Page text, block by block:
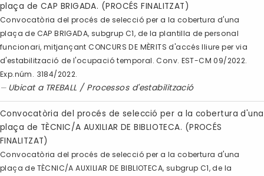
plaça de CAP BRIGADA. (PROCÉS FINALITZAT)
Convocatòria del procés de selecció per a la cobertura d'una
plaça de CAP BRIGADA, subgrup C1, de la plantilla de personal
funcionari, mitjançant CONCURS DE MÈRITS d'accés lliure per via
d'estabilització de l'ocupació temporal. Conv. EST-CM 09/2022.
Exp.núm. 3184/2022.
Ubicat a TREBALL / Processos d'estabilització
Convocatòria del procés de selecció per a la cobertura d'una
plaça de TÈCNIC/A AUXILIAR DE BIBLIOTECA. (PROCÉS
FINALITZAT)
Convocatòria del procés de selecció per a la cobertura d'una
plaça de TÈCNIC/A AUXILIAR DE BIBLIOTECA, subgrup C1, de la